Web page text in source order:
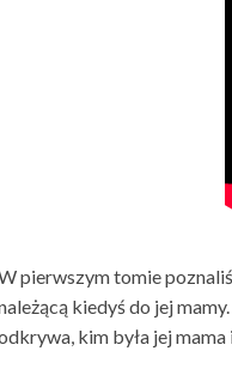
pierwszym tomie
kiedyś do jej
kim była jej mama